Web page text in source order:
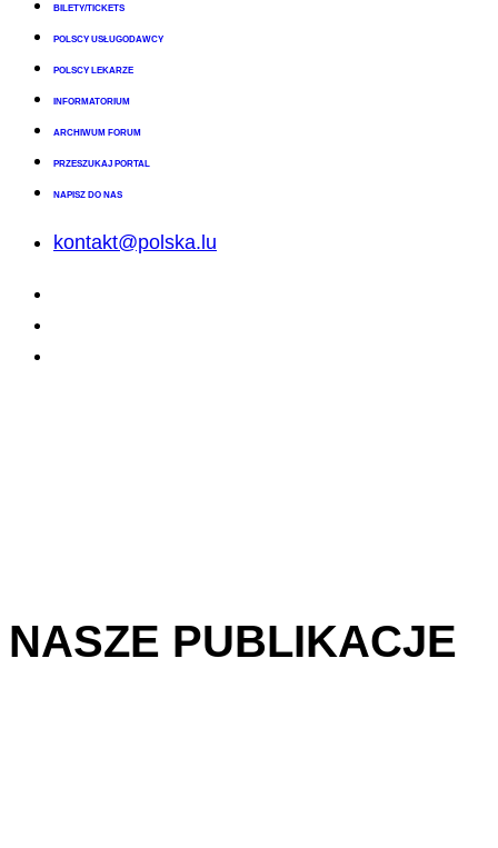
BILETY/TICKETS
POLSCY USŁUGODAWCY
POLSCY LEKARZE
INFORMATORIUM
ARCHIWUM FORUM
PRZESZUKAJ PORTAL
NAPISZ DO NAS
kontakt@polska.lu
NASZE PUBLIKACJE